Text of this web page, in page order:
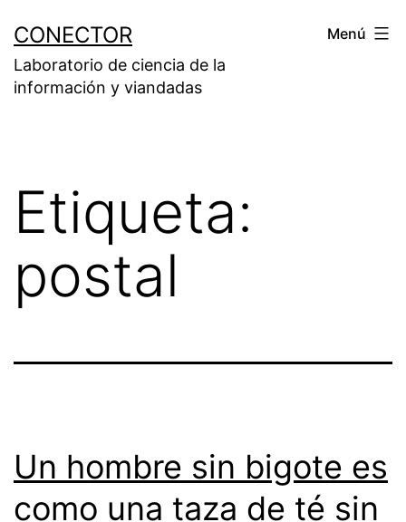
contenido
CONECTOR
Laboratorio de ciencia de la
información y viandadas
Menú
Etiqueta:
postal
Un hombre sin bigote es
como una taza de té sin